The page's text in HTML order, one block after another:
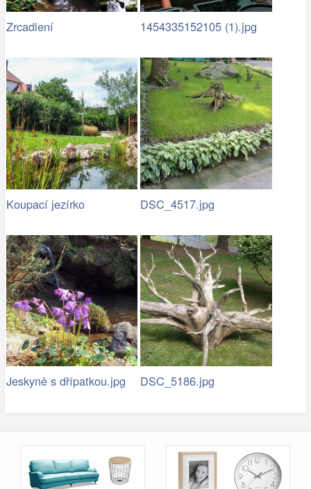
Zrcadlení 1454335152105 (1).jpg
Koupací jezírko DSC_4517.jpg
Jeskyně s dřípatkou.jpg DSC_5186.jpg